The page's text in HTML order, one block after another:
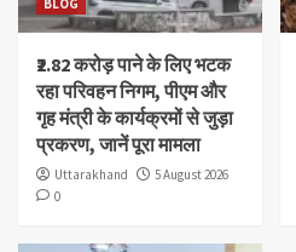
BLOG
₹2.82 करोड़ पाने के लिए भटक
रहा परिवहन निगम, पीएम और
गृह मंत्री के कार्यक्रमों से जुड़ा
प्रकरण, जानें पूरा मामला
Uttarakhand
5 August 2026
0